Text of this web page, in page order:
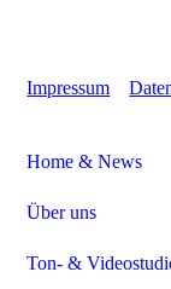
Impressum
Home & News
Über uns
Ton- &